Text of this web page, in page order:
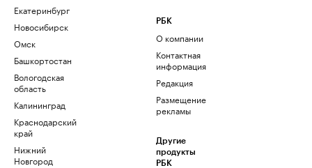
Екатеринбург
Новосибирск
Омск
Башкортостан
Вологодская
область
Калининград
Краснодарский
край
Нижний
Новгород
РБК
О компании
Контактная
информация
Редакция
Размещение
рекламы
Другие
продукты
РБК